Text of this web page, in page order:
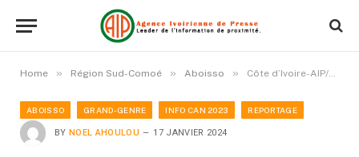
Home » Région Sud-Comoé » Aboisso » Côte d’Ivoire-AIP/CAN 2023 :Hôtels, bars et restaurants du Sud-Comoé prêts à offrir leurs services (Reportage)
ABOISSO GRAND-GENRE INFO CAN 2023 REPORTAGE
BY NOEL AHOULOU 17 JANVIER 2024